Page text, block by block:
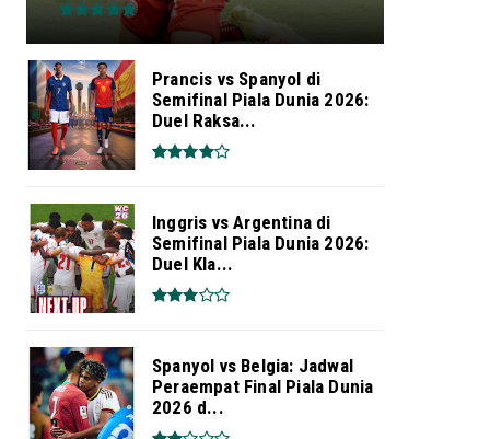
Prancis vs Spanyol di
Semifinal Piala Dunia 2026:
Duel Raksa...
Inggris vs Argentina di
Semifinal Piala Dunia 2026:
Duel Kla...
Spanyol vs Belgia: Jadwal
Peraempat Final Piala Dunia
2026 d...